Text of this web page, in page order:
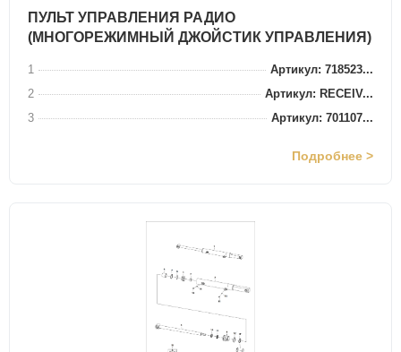
ПУЛЬТ УПРАВЛЕНИЯ РАДИО
(МНОГОРЕЖИМНЫЙ ДЖОЙСТИК УПРАВЛЕНИЯ)
1
Артикул: 718523...
2
Артикул: RECEIV...
3
Артикул: 701107...
Подробнее >